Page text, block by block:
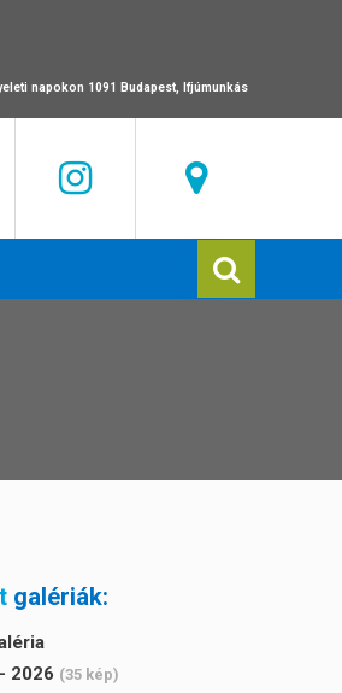
napokon 1091 Budapest, Ifjúmunkás
galériák:
2026 (35 kép)